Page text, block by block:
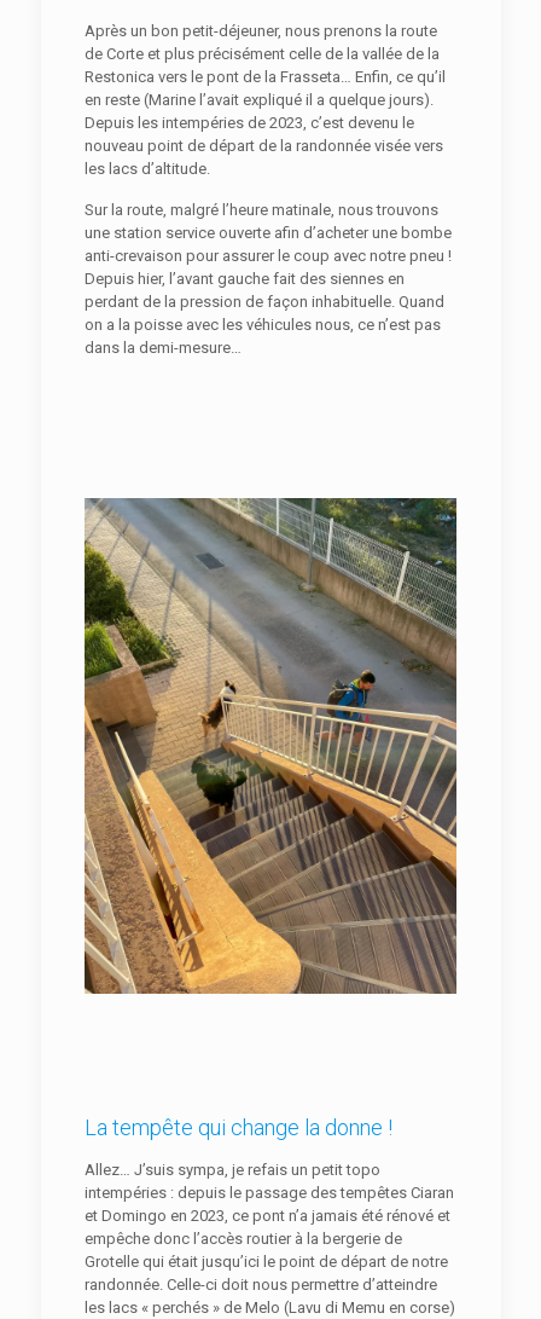
Après un bon petit-déjeuner, nous prenons la route
de Corte et plus précisément celle de la vallée de la
Restonica vers le pont de la Frasseta… Enfin, ce qu’il
en reste (Marine l’avait expliqué il a quelque jours).
Depuis les intempéries de 2023, c’est devenu le
nouveau point de départ de la randonnée visée vers
les lacs d’altitude.
Sur la route, malgré l’heure matinale, nous trouvons
une station service ouverte afin d’acheter une bombe
anti-crevaison pour assurer le coup avec notre pneu !
Depuis hier, l’avant gauche fait des siennes en
perdant de la pression de façon inhabituelle. Quand
on a la poisse avec les véhicules nous, ce n’est pas
dans la demi-mesure…
La tempête qui change la donne !
Allez… J’suis sympa, je refais un petit topo
intempéries : depuis le passage des tempêtes Ciaran
et Domingo en 2023, ce pont n’a jamais été rénové et
empêche donc l’accès routier à la bergerie de
Grotelle qui était jusqu’ici le point de départ de notre
randonnée. Celle-ci doit nous permettre d’atteindre
les lacs « perchés » de Melo (Lavu di Memu en corse)